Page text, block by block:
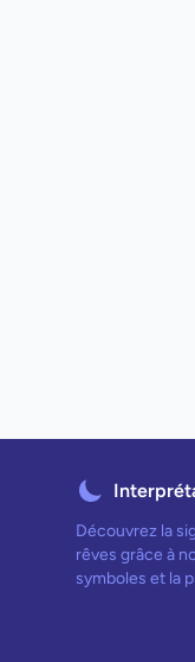
Découvrez la
rêves grâce à
symboles et la